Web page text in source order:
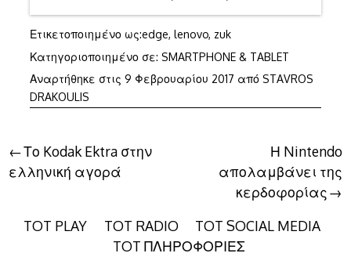
Ετικετοποιημένο ως:edge, lenovo, zuk
Κατηγοριοποιημένο σε: SMARTPHONE & TABLET
Αναρτήθηκε στις 9 Φεβρουαρίου 2017 από STAVROS
DRAKOULIS
Πλοήγηση
άρθρων
Το Kodak Ektra στην
ελληνική αγορά
Η Nintendo
απολαμβάνει της
κερδοφορίας
TOT PLAY
TOT RADIO
TOT SOCIAL MEDIA
TOT ΠΛΗΡΟΦΟΡΙΕΣ